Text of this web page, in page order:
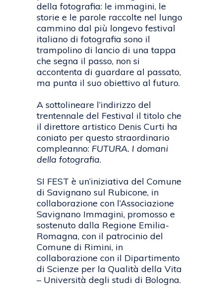
della fotografia: le immagini, le
storie e le parole raccolte nel lungo
cammino dal più longevo festival
italiano di fotografia sono il
trampolino di lancio di una tappa
che segna il passo, non si
accontenta di guardare al passato,
ma punta il suo obiettivo al futuro.
A sottolineare l’indirizzo del
trentennale del Festival il titolo che
il direttore artistico Denis Curti ha
coniato per questo straordinario
compleanno: FUTURA. I domani
della fotografia.
SI FEST è un’iniziativa del Comune
di Savignano sul Rubicone, in
collaborazione con l’Associazione
Savignano Immagini, promosso e
sostenuto dalla Regione Emilia-
Romagna, con il patrocinio del
Comune di Rimini, in
collaborazione con il Dipartimento
di Scienze per la Qualità della Vita
– Università degli studi di Bologna.